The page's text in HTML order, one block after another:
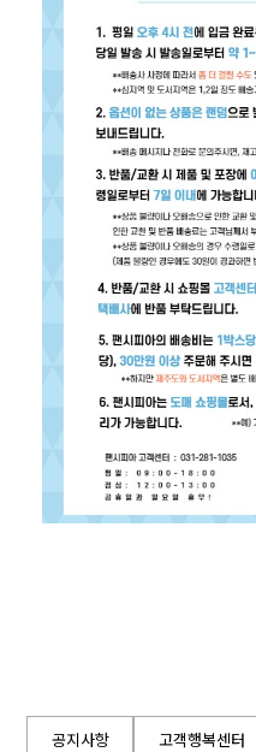
공지사항 고객행복센터